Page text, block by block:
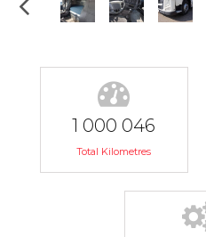
1 000 046
Total Kilometres